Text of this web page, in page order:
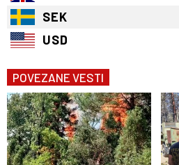
SEK
USD
POVEZANE VESTI